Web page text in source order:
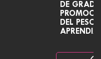
DE
DEL